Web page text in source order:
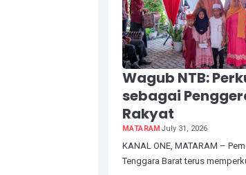
Wagub NTB:
sebagai
Rakyat
MATARAM July 31, 2026
KANAL ONE, MATARAM –
Tenggara Barat terus